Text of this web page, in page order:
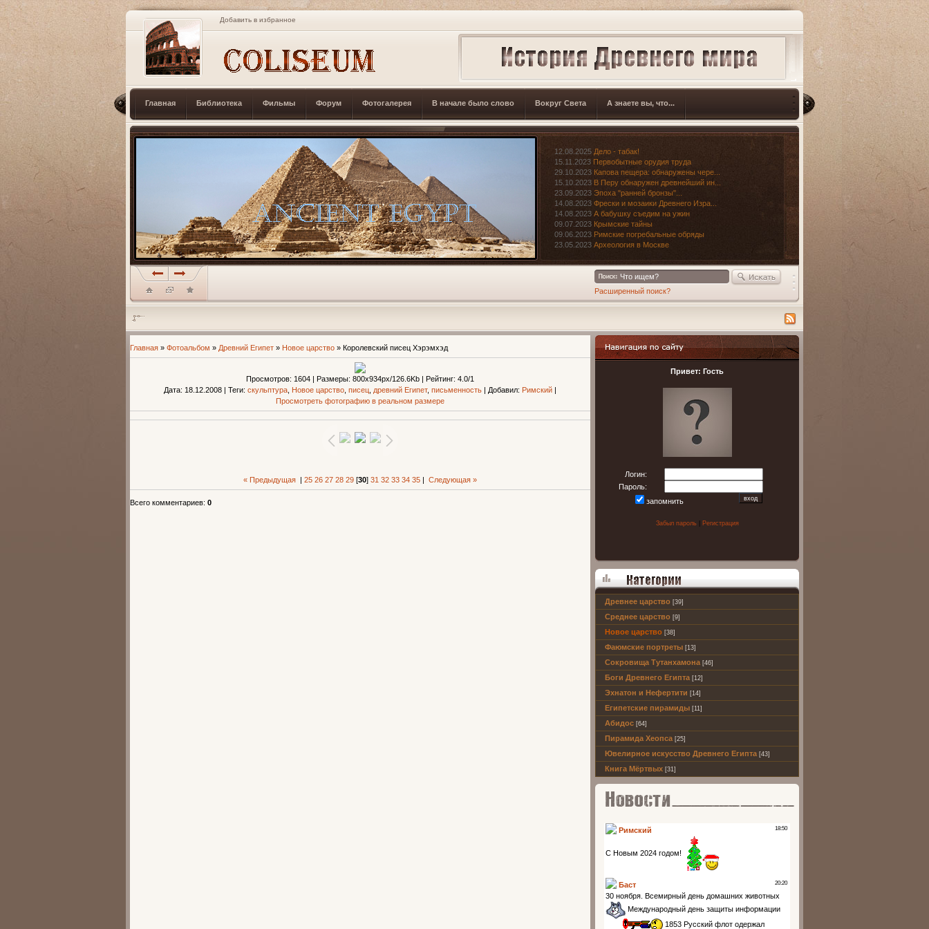
Добавить в избранное
Главная Библиотека Фильмы Форум Фотогалерея В начале было слово Вокруг Света А знаете вы, что...
12.08.2025 Дело - табак!
15.11.2023 Первобытные орудия труда
29.10.2023 Капова пещера: обнаружены чере...
15.10.2023 В Перу обнаружен древнейший ин...
23.09.2023 Эпоха "ранней бронзы"...
14.08.2023 Фрески и мозаики Древнего Изра...
14.08.2023 А бабушку съедим на ужин
09.07.2023 Крымские тайны
09.06.2023 Римские погребальные обряды
23.05.2023 Археология в Москве
Расширенный поиск?
Привет: Гость
Логин:
Пароль:
запомнить
Забыл пароль| Регистрация
Опрос пользователей
Древнее царство [39]
Среднее царство [9]
Новое царство [38]
Фаюмские портреты [13]
Сокровища Тутанхамона [46]
Боги Древнего Египта [12]
Эхнатон и Нефертити [14]
Египетские пирамиды [11]
Абидос [64]
Пирамида Хеопса [25]
Ювелирное искусство Древнего Египта [43]
Книга Мёртвых [31]
Новости партнеров
Главная » Фотоальбом » Древний Египет » Новое царство » Королевский писец Хэрэмхэд
Просмотров: 1604 | Размеры: 800x934px/126.6Kb | Рейтинг: 4.0/1
Дата: 18.12.2008 | Теги: скульптура Новое царство писец древний Египет, письменность | Добавил: Римский |
Просмотреть фотографию в реальном размере
« Предыдущая | 25 26 27 28 29 [30] 31 32 33 34 35 | Следующая »
Всего комментариев: 0